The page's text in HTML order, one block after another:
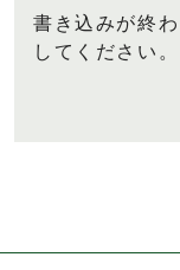
書き込みが終
してください。